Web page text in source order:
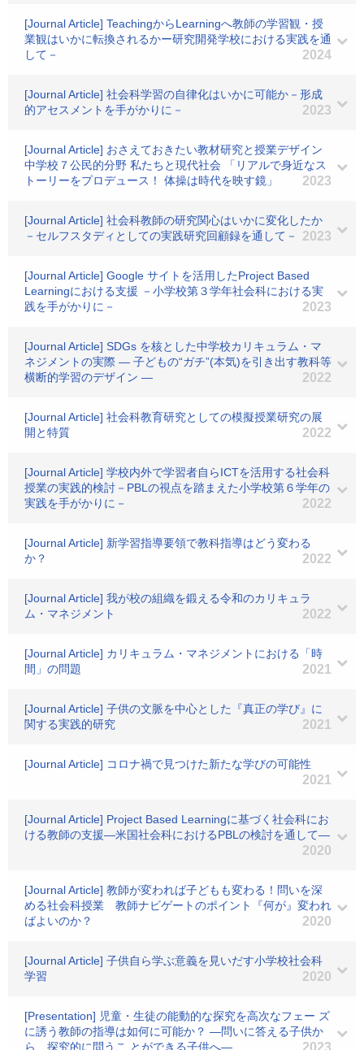
[Journal Article] TeachingからLearningへ教師の学習観・授
業観はいかに転換されるかー研究開発学校における実践を通
して－
2024
[Journal Article] 社会科学習の自律化はいかに可能か－形成
的アセスメントを手がかりに－
2023
[Journal Article] おさえておきたい教材研究と授業デザイン
中学校７公民的分野 私たちと現代社会 「リアルで身近なス
トーリーをプロデュース！ 体操は時代を映す鏡」
2023
[Journal Article] 社会科教師の研究関心はいかに変化したか
－セルフスタディとしての実践研究回顧録を通して－
2023
[Journal Article] Google サイトを活用したProject Based
Learningにおける支援 －小学校第３学年社会科における実
践を手がかりに－
2023
[Journal Article] SDGs を核とした中学校カリキュラム・マ
ネジメントの実際 ― 子どもの“ガチ”(本気)を引き出す教科等
横断的学習のデザイン ―
2022
[Journal Article] 社会科教育研究としての模擬授業研究の展
開と特質
2022
[Journal Article] 学校内外で学習者自らICTを活用する社会科
授業の実践的検討－PBLの視点を踏まえた小学校第６学年の
実践を手がかりに－
2022
[Journal Article] 新学習指導要領で教科指導はどう変わる
か？
2022
[Journal Article] 我が校の組織を鍛える令和のカリキュラ
ム・マネジメント
2022
[Journal Article] カリキュラム・マネジメントにおける「時
間」の問題
2021
[Journal Article] 子供の文脈を中心とした『真正の学び』に
関する実践的研究
2021
[Journal Article] コロナ禍で見つけた新たな学びの可能性
2021
[Journal Article] Project Based Learningに基づく社会科にお
ける教師の支援―米国社会科におけるPBLの検討を通して―
2020
[Journal Article] 教師が変われば子どもも変わる！問いを深
める社会科授業 教師ナビゲートのポイント『何が』変われ
ばよいのか？
2020
[Journal Article] 子供自ら学ぶ意義を見いだす小学校社会科
学習
2020
[Presentation] 児童・生徒の能動的な探究を高次なフェー ズ
に誘う教師の指導は如何に可能か？ ―問いに答える子供か
ら、探究的に問うこ とができる子供へ―
2023